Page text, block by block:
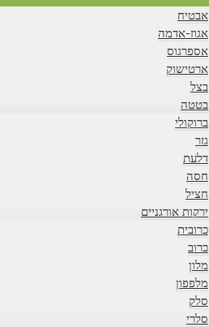
אבטיח
אגוז-אדמה
אספרגוס
ארטישוק
בצל
בטטה
ברוקולי
גזר
דלעת
חסה
חציל
ירקות אורגניים
כרובית
כרוב
מלון
מלפפון
סלק
סלרי